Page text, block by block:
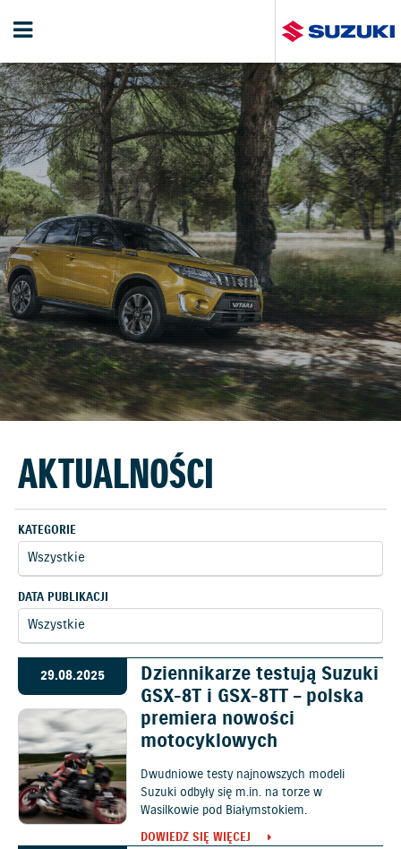
AKTUALNOŚCI
KATEGORIE
DATA PUBLIKACJI
29.08.2025
Dziennikarze testują Suzuki
GSX-8T i GSX-8TT – polska
premiera nowości
motocyklowych
Dwudniowe testy najnowszych modeli
Suzuki odbyły się m.in. na torze w
Wasilkowie pod Białymstokiem.
DOWIEDZ SIĘ WIĘCEJ